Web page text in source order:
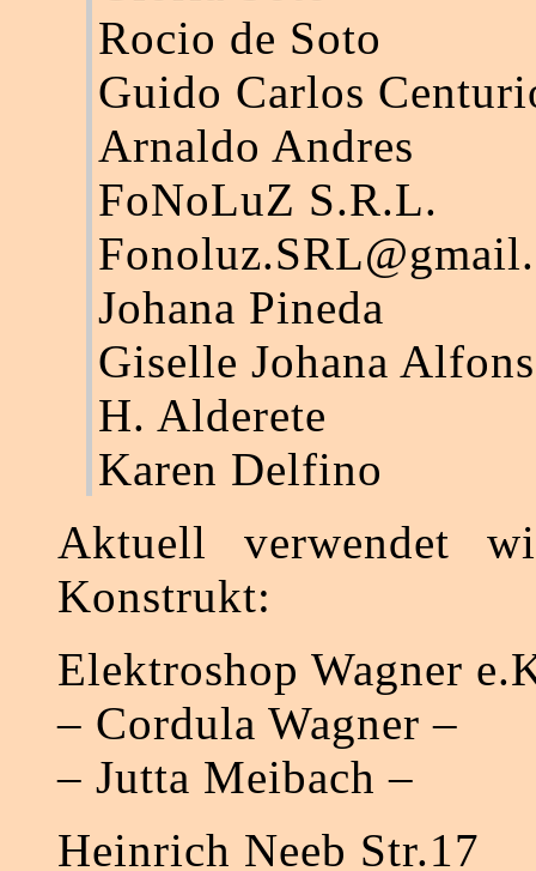
Rocio de Soto
Guido Carlos
Arnaldo Andres
FoNoLuZ S.R.L.
Johana Pineda
Giselle Johana
H. Alderete
Karen Delfino
Aktuell verwendet
Konstrukt:
Elektroshop Wagner
– Cordula Wagner –
– Jutta Meibach –
Heinrich Neeb Str.17